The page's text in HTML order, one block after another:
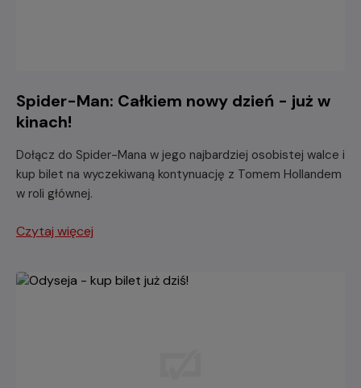
Spider-Man: Całkiem nowy dzień - już w
kinach!
Dołącz do Spider-Mana w jego najbardziej osobistej walce i
kup bilet na wyczekiwaną kontynuację z Tomem Hollandem
w roli głównej.
Czytaj więcej